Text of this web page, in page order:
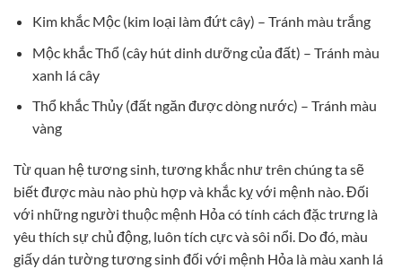
Kim khắc Mộc (kim loại làm đứt cây) – Tránh màu trắng
Mộc khắc Thổ (cây hút dinh dưỡng của đất) – Tránh màu
xanh lá cây
Thổ khắc Thủy (đất ngăn được dòng nước) – Tránh màu
vàng
Từ quan hệ tương sinh, tương khắc như trên chúng ta sẽ
biết được màu nào phù hợp và khắc kỵ với mệnh nào. Đối
với những người thuộc mệnh Hỏa có tính cách đặc trưng là
yêu thích sự chủ động, luôn tích cực và sôi nổi. Do đó, màu
giấy dán tường tương sinh đối với mệnh Hỏa là màu xanh lá